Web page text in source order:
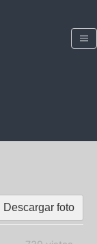
Descargar foto